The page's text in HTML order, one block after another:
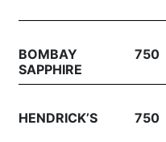
BOMBAY
SAPPHIRE
750
HENDRICK’S 750